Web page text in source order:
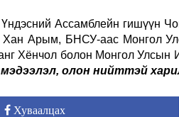
Ассамблейн гишүүн
Хан Арым, БНСУ-аас Монгол
Хёнчол болон Монгол Улсын
олон нийттэй
Хуваалцах